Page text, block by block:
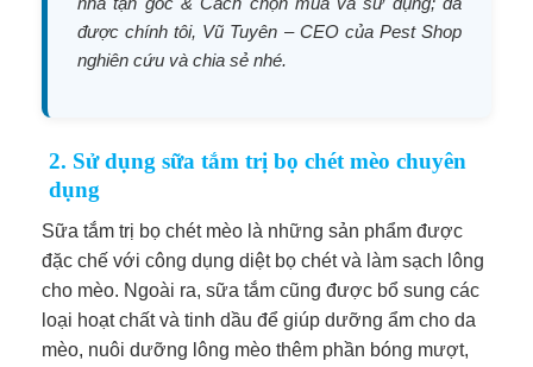
được chính tôi, Vũ Tuyên – CEO của Pest Shop
nghiên cứu và chia sẻ nhé.
2. Sử dụng sữa tắm trị bọ chét mèo chuyên
dụng
Sữa tắm trị bọ chét mèo là những sản phẩm được
đặc chế với công dụng diệt bọ chét và làm sạch lông
cho mèo. Ngoài ra, sữa tắm cũng được bổ sung các
loại hoạt chất và tinh dầu để giúp dưỡng ẩm cho da
mèo, nuôi dưỡng lông mèo thêm phần bóng mượt,